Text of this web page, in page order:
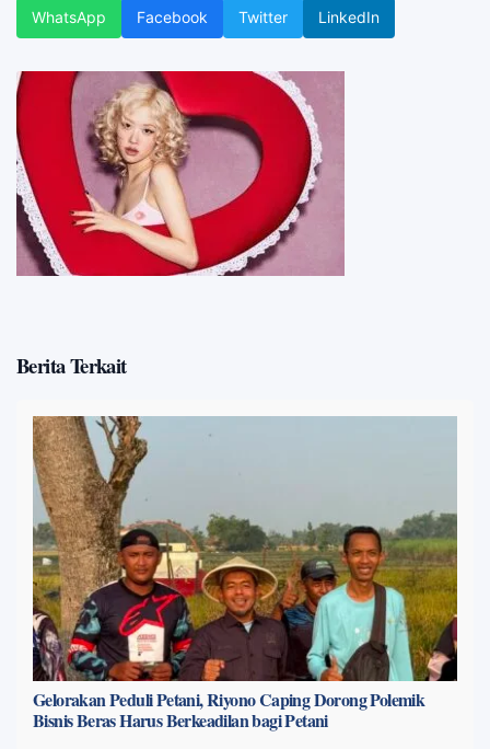
WhatsApp Facebook Twitter LinkedIn
Berita Terkait
Gelorakan Peduli Petani, Riyono Caping Dorong Polemik
Bisnis Beras Harus Berkeadilan bagi Petani